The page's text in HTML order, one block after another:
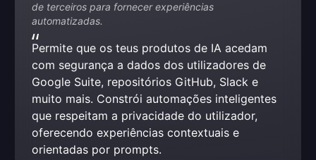
de terceiros para fornecer experiências
automatizadas.
Permite que os teus produtos de IA acedam
com segurança a dados dos utilizadores de
Google Suite, repositórios GitHub, Slack e
muito mais. Constrói automações inteligentes
que respeitam a privacidade do utilizador,
oferecendo experiências contextuais e
orientadas por prompts.